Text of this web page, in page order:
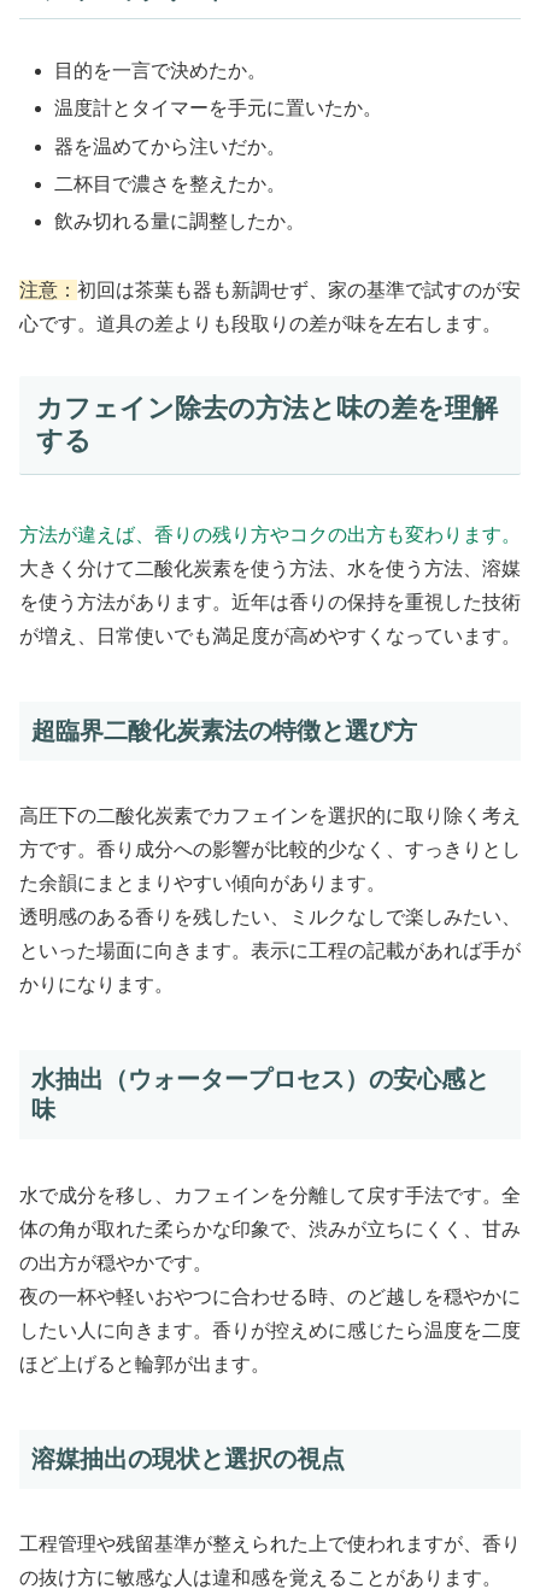
目的を一言で決めたか。
温度計とタイマーを手元に置いたか。
器を温めてから注いだか。
二杯目で濃さを整えたか。
飲み切れる量に調整したか。
注意： 初回は茶葉も器も新調せず、家の基準で試すのが安
心です。道具の差よりも段取りの差が味を左右します。
カフェイン除去の方法と味の差を理解
する
方法が違えば、香りの残り方やコクの出方も変わります。
大きく分けて二酸化炭素を使う方法、水を使う方法、溶媒
を使う方法があります。近年は香りの保持を重視した技術
が増え、日常使いでも満足度が高めやすくなっています。
超臨界二酸化炭素法の特徴と選び方
高圧下の二酸化炭素でカフェインを選択的に取り除く考え
方です。香り成分への影響が比較的少なく、すっきりとし
た余韻にまとまりやすい傾向があります。
透明感のある香りを残したい、ミルクなしで楽しみたい、
といった場面に向きます。表示に工程の記載があれば手が
かりになります。
水抽出（ウォータープロセス）の安心感と
味
水で成分を移し、カフェインを分離して戻す手法です。全
体の角が取れた柔らかな印象で、渋みが立ちにくく、甘み
の出方が穏やかです。
夜の一杯や軽いおやつに合わせる時、のど越しを穏やかに
したい人に向きます。香りが控えめに感じたら温度を二度
ほど上げると輪郭が出ます。
溶媒抽出の現状と選択の視点
工程管理や残留基準が整えられた上で使われますが、香り
の抜け方に敏感な人は違和感を覚えることがあります。